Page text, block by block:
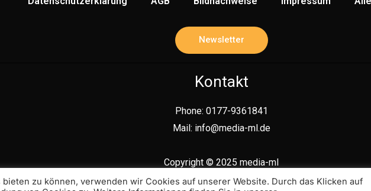
Newsletter
Kontakt
Phone: 0177-9361841
Mail: info@media-ml.de
Copyright © 2025 media-ml
zu können, verwenden wir Cookies auf unserer Website. Durch das Klicken auf